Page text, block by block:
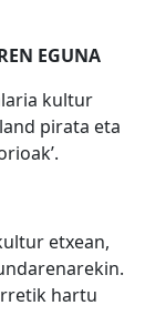
EGUNA
kultur
pirata eta
etxean,
hartu